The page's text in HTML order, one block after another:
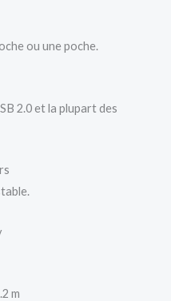
ou une poche.
2.0 et la plupart des
m